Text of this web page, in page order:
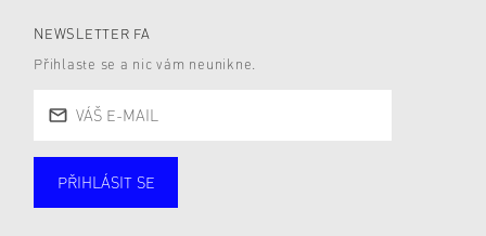
NEWSLETTER FA
Přihlaste se a nic vám neunikne.
Studující
PŘIHLÁSIT SE